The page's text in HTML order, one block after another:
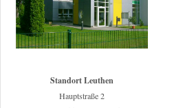
Standort Leuthen
Hauptstraße 2